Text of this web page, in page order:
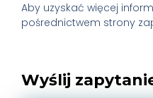
Aby uzyskać więcej
pośrednictwem strony
Wyślij